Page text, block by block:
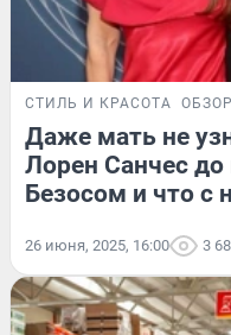
СТИЛЬ И КРАСОТА ОБЗОР
Даже мать не
Лорен Санчес
Безосом и что с
26 июня, 2025, 16:00 3